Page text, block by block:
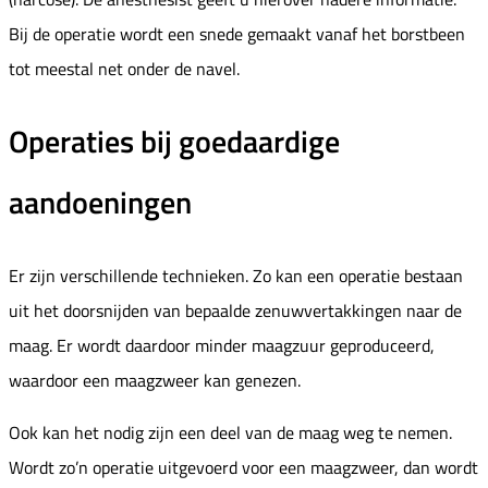
Bij de operatie wordt een snede gemaakt vanaf het borstbeen
tot meestal net onder de navel.
Operaties bij goedaardige
aandoeningen
Er zijn verschillende technieken. Zo kan een operatie bestaan
uit het doorsnijden van bepaalde zenuwvertakkingen naar de
maag. Er wordt daardoor minder maagzuur geproduceerd,
waardoor een maagzweer kan genezen.
Ook kan het nodig zijn een deel van de maag weg te nemen.
Wordt zo’n operatie uitgevoerd voor een maagzweer, dan wordt